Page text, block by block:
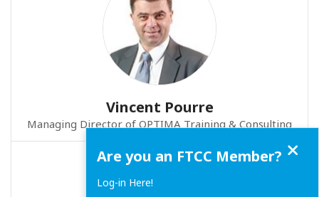
Vincent Pourre
Managing Director of OPTIMA Training & Consulting
Are you an FTCC Member?
Log-in Here!